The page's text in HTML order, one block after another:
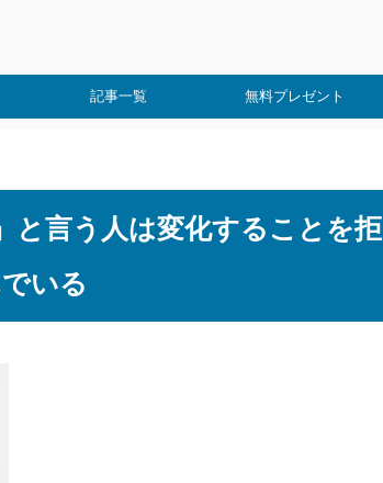
記事一覧 無料プレゼント
と言う人は変化することを拒
いる